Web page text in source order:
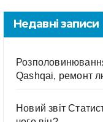
Недавні записи
Qashqai, ремонт
Новий звіт